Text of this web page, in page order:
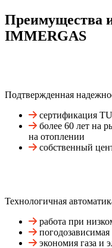
Преимущества
IMMERGAS
Подтвержденная
сертификация
более 60 лет на
на отоплении
собственный
Технологичная
работа при
погодозависимая
экономия газа и